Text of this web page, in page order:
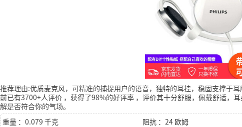
推荐理由:优质麦克风，可精准的捕捉用户的语音，独特的耳挂，稳固支撑于
前已有3700+人评价 ，获得了98%的好评率 ，评价其十分舒服，佩戴舒适，
解是否符合你的气场。
重量 ：0.079 千克
阻抗 ：24 欧姆